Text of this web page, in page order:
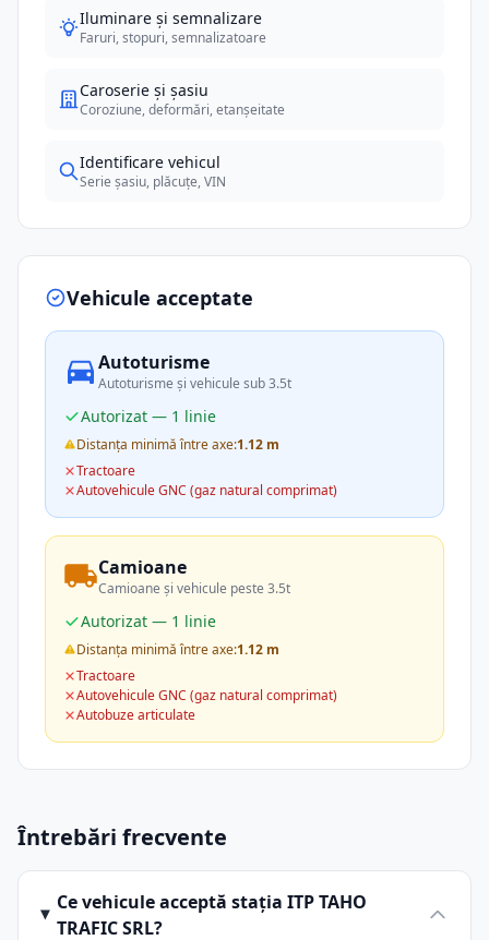
Iluminare și semnalizare
Faruri, stopuri, semnalizatoare
Caroserie și șasiu
Coroziune, deformări, etanșeitate
Identificare vehicul
Serie șasiu, plăcuțe, VIN
Vehicule acceptate
Autoturisme
Autoturisme și vehicule sub 3.5t
Autorizat — 1 linie
Distanța minimă între axe:1.12 m
Tractoare
Autovehicule GNC (gaz natural comprimat)
Camioane
Camioane și vehicule peste 3.5t
Autorizat — 1 linie
Distanța minimă între axe:1.12 m
Tractoare
Autovehicule GNC (gaz natural comprimat)
Autobuze articulate
Întrebări frecvente
Ce vehicule acceptă stația ITP TAHO
TRAFIC SRL?